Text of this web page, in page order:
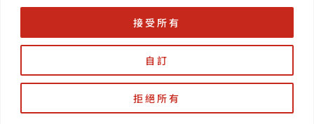
自訂
拒絕所有
接受所有
活用
する
Copyright © 羽昇國際股份有限公司